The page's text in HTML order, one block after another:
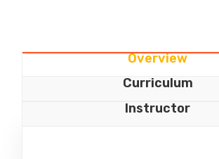
Overview
Curriculum
Instructor